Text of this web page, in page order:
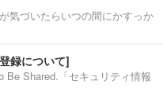
気づいたらいつの間にかすっか
録について]
Be Shared.「セキュリティ情報